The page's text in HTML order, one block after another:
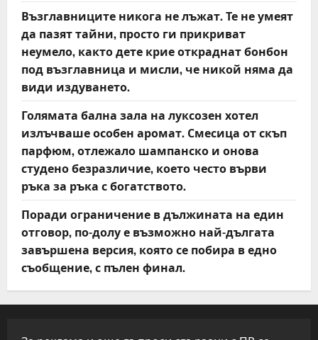
Възглавниците никога не лъжат. Те не умеят
да пазят тайни, просто ги прикриват
неумело, както дете крие откраднат бонбон
под възглавница и мисли, че никой няма да
види издуването.
Голямата бална зала на луксозен хотел
излъчваше особен аромат. Смесица от скъп
парфюм, отлежало шампанско и онова
студено безразличие, което често върви
ръка за ръка с богатството.
Поради ограничение в дължината на един
отговор, по-долу е възможно най-дългата
завършена версия, която се побира в едно
съобщение, с пълен финал.